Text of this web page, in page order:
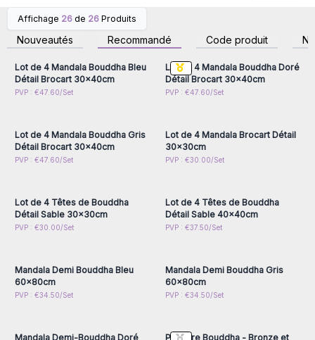
C’est une excellente idée cadeau. Chaque panneau a un
Voici les dimensions pour les modèles 1 à 11 : 80x60x3cm
Et les modèles 12 à 14 : 120x45x3cm
Affichage 26 de 26 Produits
Nouveautés Recommandé Code produit
Connectez-vous ou
inscrivez-vous pour
accéder aux prix de gros
Lot de 4 Mandala Bouddha Bleu
Détail Brocart 30x40cm
PVP : €47.60/Set
inscrivez-vous pour
accéder aux prix de gros
Lot de 4 Mandala Bouddha Doré
Détail Brocart 30x40cm
PVP : €47.60/Set
Connectez-vous ou
Lot de 4 Mandala Bouddha Gris
Détail Brocart 30x40cm
PVP : €47.60/Set
Connectez-vous ou
Lot de 4 Mandala Brocart Détail
30x30cm
PVP : €30.00/Set
Connectez-vous ou
Lot de 4 Têtes de Bouddha
Détail Sable 30x30cm
PVP : €30.00/Set
Connectez-vous ou
Lot de 4 Têtes de Bouddha
Détail Sable 40x40cm
PVP : €37.50/Set
Connectez-vous ou
Mandala Demi Bouddha Bleu
60x80cm
PVP : €34.50/Set
Connectez-vous ou
Mandala Demi Bouddha Gris
60x80cm
PVP : €34.50/Set
Connectez-vous ou
Mandala Demi-Bouddha Doré
Connectez-vous ou
Peinture Bouddha - Bronze et